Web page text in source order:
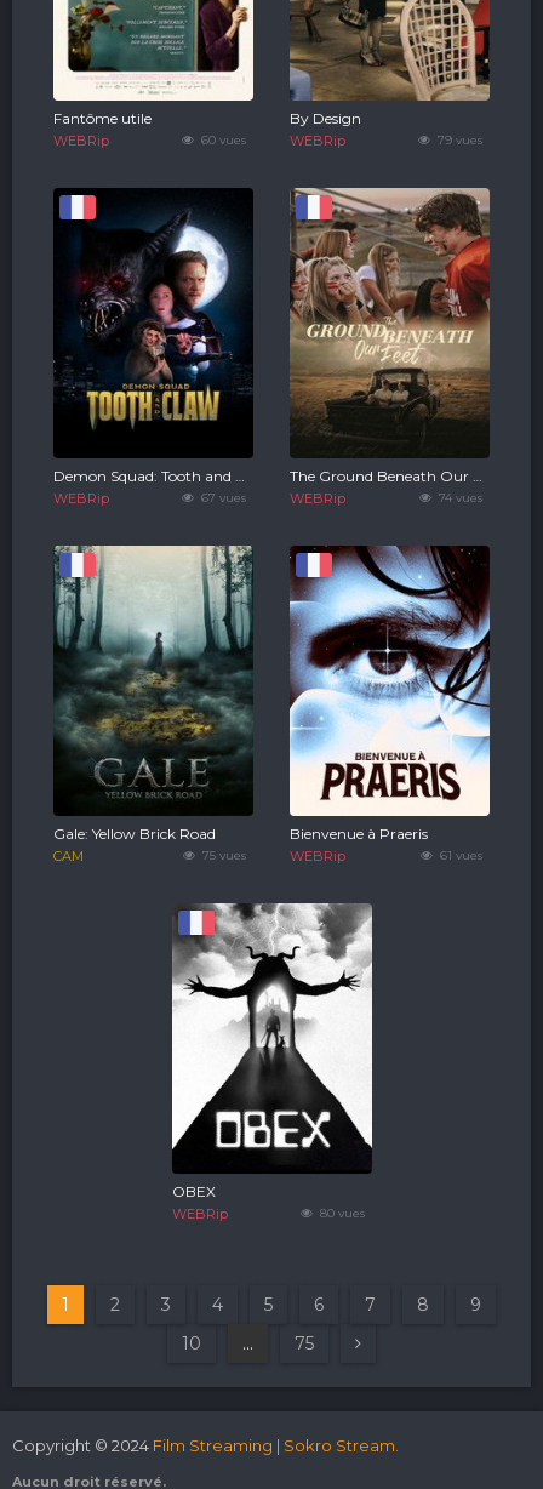
60 vues
Fantôme utile
WEBRip 79 vues
By Design
WEBRip
67 vues
Demon Squad: Tooth and Claw
WEBRip 74 vues
The Ground Beneath Our Feet
WEBRip
75 vues
Gale: Yellow Brick Road
CAM 61 vues
Bienvenue à Praeris
WEBRip
80 vues
OBEX
WEBRip
1 2 3 4 5 6 7 8
9
10
... 75
Copyright © 2024 Film Streaming | Sokro Stream.
Aucun droit réservé.